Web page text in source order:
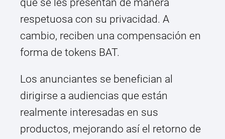
que se les presentan de manera
respetuosa con su privacidad. A
cambio, reciben una compensación en
forma de tokens BAT.
Los anunciantes se benefician al
dirigirse a audiencias que están
realmente interesadas en sus
productos, mejorando así el retorno de